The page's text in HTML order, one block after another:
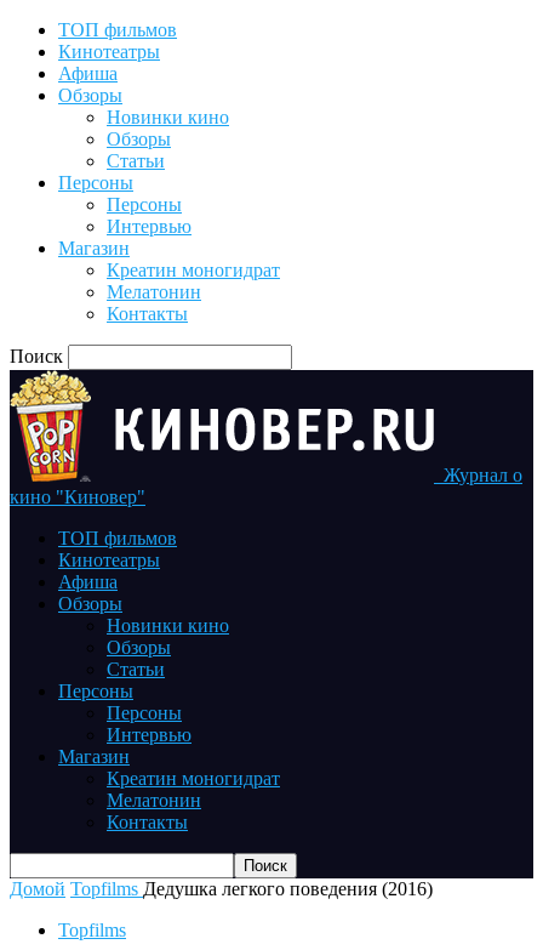
ТОП фильмов
Кинотеатры
Афиша
Обзоры
Новинки кино
Обзоры
Статьи
Персоны
Персоны
Интервью
Магазин
Креатин моногидрат
Мелатонин
Контакты
Поиск
Журнал о
кино "Киновер"
ТОП фильмов
Кинотеатры
Афиша
Обзоры
Новинки кино
Обзоры
Статьи
Персоны
Персоны
Интервью
Магазин
Креатин моногидрат
Мелатонин
Контакты
Домой Topfilms Дедушка легкого поведения (2016)
Topfilms